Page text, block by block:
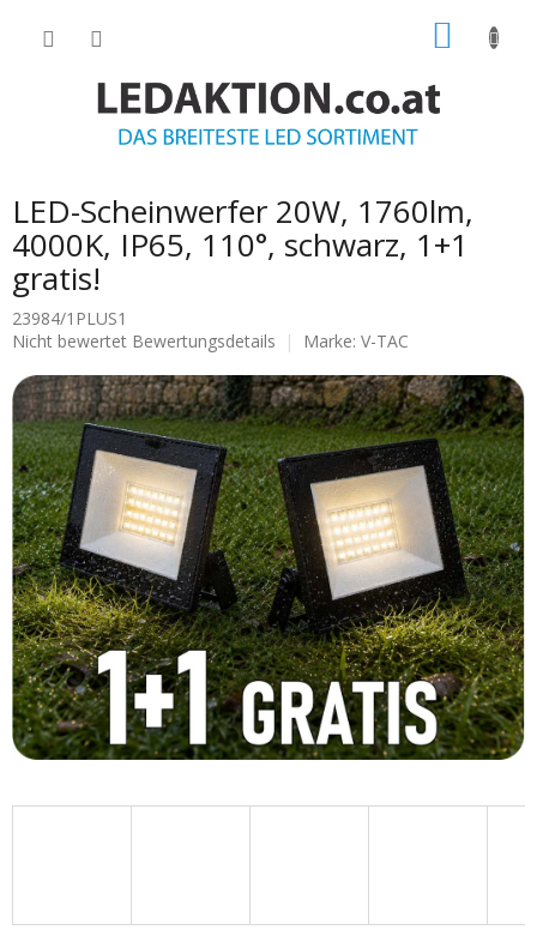
LED-Scheinwerfer 20W, 1760lm,
4000K, IP65, 110°, schwarz, 1+1
gratis!
23984/1PLUS1
Die
Produktbewertung
ist
0.0
von
5
Sternen.
Nicht bewertet Bewertungsdetails Marke: V-TAC